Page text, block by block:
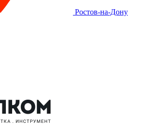
Ростов-на-Дону